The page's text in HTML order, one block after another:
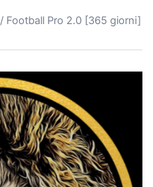
/ Football Pro 2.0 [365 giorni]